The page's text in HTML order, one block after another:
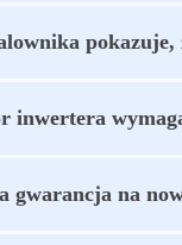
inwertera
gwarancja na